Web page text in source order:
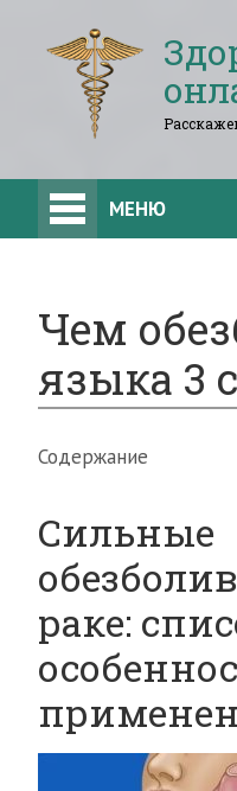
МЕНЮ
Чем
языка 3
Содержание
Сильные
раке: